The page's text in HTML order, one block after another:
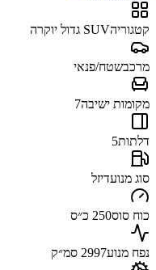
קטגוריהSUV גדול יוקרה
מרכבשטח/פנאי
מקומות ישיבה7
דלתות5
סוג מנועדיזל
כוח סוס250 כ״ס
נפח מנוע2997 סמ״ק